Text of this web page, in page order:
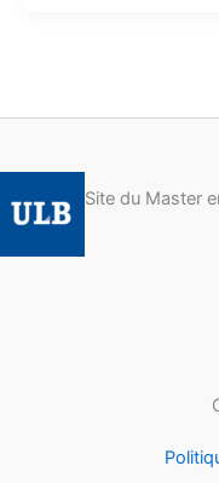
Site du Master